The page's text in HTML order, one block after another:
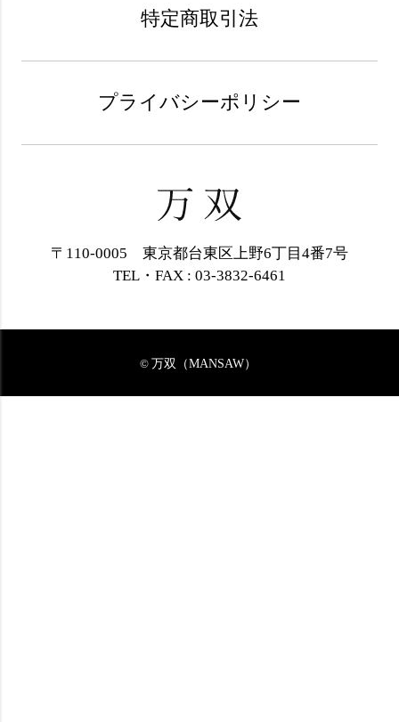
特定商取引法
プライバシーポリシー
〒110-0005 東京都台東区上野6丁目4番7号
TEL・FAX : 03-3832-6461
© 万双（MANSAW）